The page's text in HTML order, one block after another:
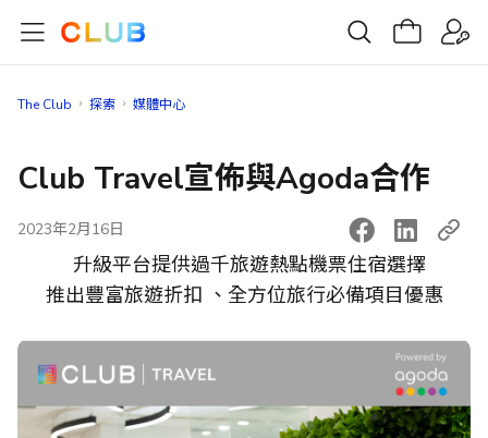
The Club 探索 媒體中心
Club Travel宣佈與Agoda合作
2023年2月16日
升級平台提供過千旅遊熱點機票住宿選擇
推出豐富旅遊折扣 、全方位旅行必備項目優惠